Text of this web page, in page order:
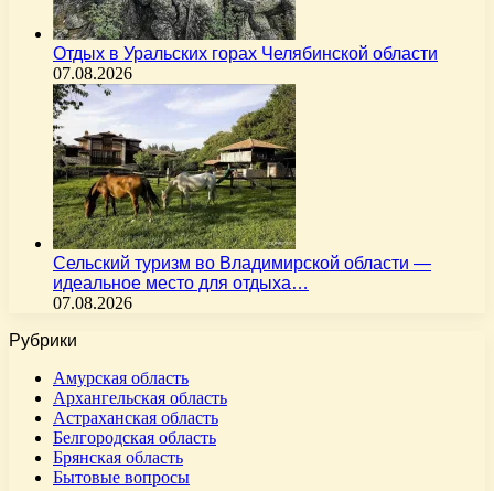
Отдых в Уральских горах Челябинской области
07.08.2026
Сельский туризм во Владимирской области —
идеальное место для отдыха…
07.08.2026
Рубрики
Амурская область
Архангельская область
Астраханская область
Белгородская область
Брянская область
Бытовые вопросы